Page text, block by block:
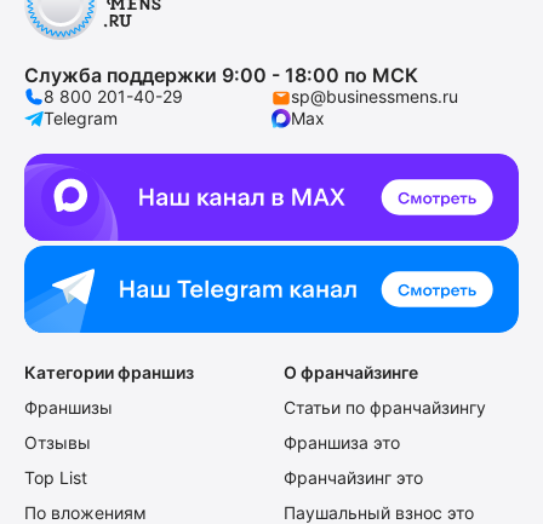
Служба поддержки 9:00 - 18:00 по МСК
8 800 201-40-29
sp@businessmens.ru
Telegram
Max
Категории франшиз
Франшизы
Отзывы
Top List
По вложениям
О франчайзинге
Статьи по франчайзингу
Франшиза это
Франчайзинг это
Паушальный взнос это